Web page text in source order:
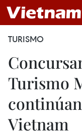
TURISMO
Turismo
Vietnam